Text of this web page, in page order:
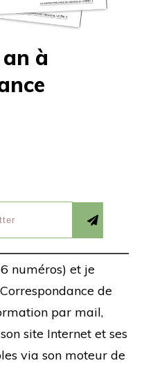
à
numéros) et je
de
par mail,
site Internet et ses
via son moteur de